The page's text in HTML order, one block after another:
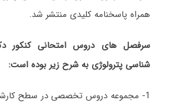
همراه پاسخنامه کلیدی منتشر شد.
شناسی پترولوژی به شرح زیر بوده است:
1- مجموعه دروس تخصصی در سطح